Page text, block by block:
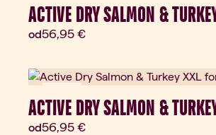
ACTIVE DRY SALMON &
odAktuálna cena:
56,95 €
ACTIVE DRY SALMON &
odAktuálna cena:
56,95 €